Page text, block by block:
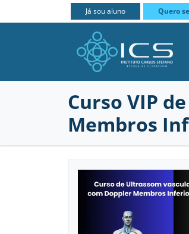
Já sou aluno Quero
Curso VIP
Membros